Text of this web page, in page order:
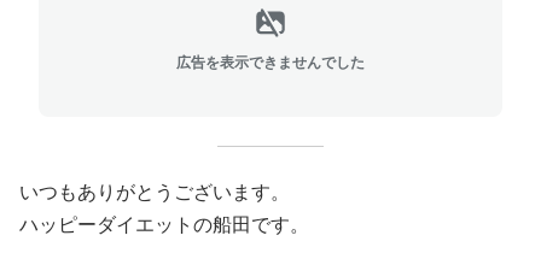
広告を表示できませんでした
いつもありがとうございます。
ハッピーダイエットの船田です。